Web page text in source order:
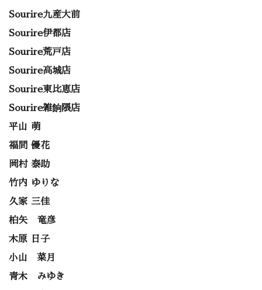
Sourire九産大前
Sourire伊都店
Sourire荒戸店
Sourire高城店
Sourire東比恵店
Sourire雑餉隈店
平山 萌
福間 優花
岡村 泰助
竹内 ゆりな
久家 三佳
柏矢 竜彦
木原 日子
小山 菜月
青木 みゆき